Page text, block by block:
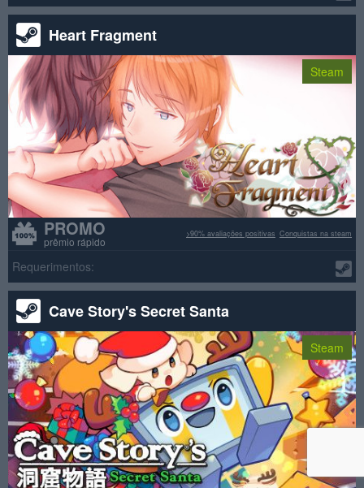
Heart Fragment
Steam
PROMO
prêmio rápido
Conquistas na steam
>90% avaliações positivas
Requerimentos:
Cave Story's Secret Santa
Steam